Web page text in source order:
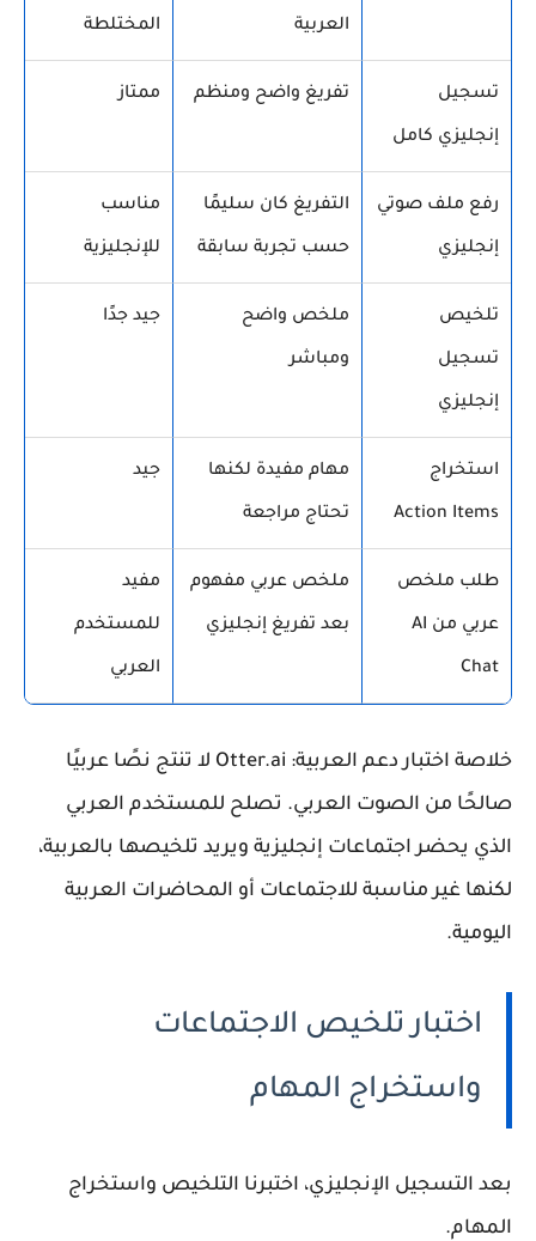
العربية المختلطة
تسجيل
إنجليزي كامل
تفريغ واضح ومنظم ممتاز
رفع ملف صوتي
إنجليزي
التفريغ كان سليمًا
حسب تجربة سابقة
مناسب
للإنجليزية
تلخيص
تسجيل
إنجليزي
ملخص واضح
ومباشر
جيد جدًا
استخراج
Action Items
مهام مفيدة لكنها
تحتاج مراجعة
جيد
طلب ملخص
عربي من AI
Chat
ملخص عربي مفهوم
بعد تفريغ إنجليزي
مفيد
للمستخدم
العربي
خلاصة اختبار دعم العربية: Otter.ai لا تنتج نصًا عربيًا
صالحًا من الصوت العربي. تصلح للمستخدم العربي
الذي يحضر اجتماعات إنجليزية ويريد تلخيصها بالعربية،
لكنها غير مناسبة للاجتماعات أو المحاضرات العربية
اليومية.
اختبار تلخيص الاجتماعات
واستخراج المهام
بعد التسجيل الإنجليزي، اختبرنا التلخيص واستخراج
المهام.